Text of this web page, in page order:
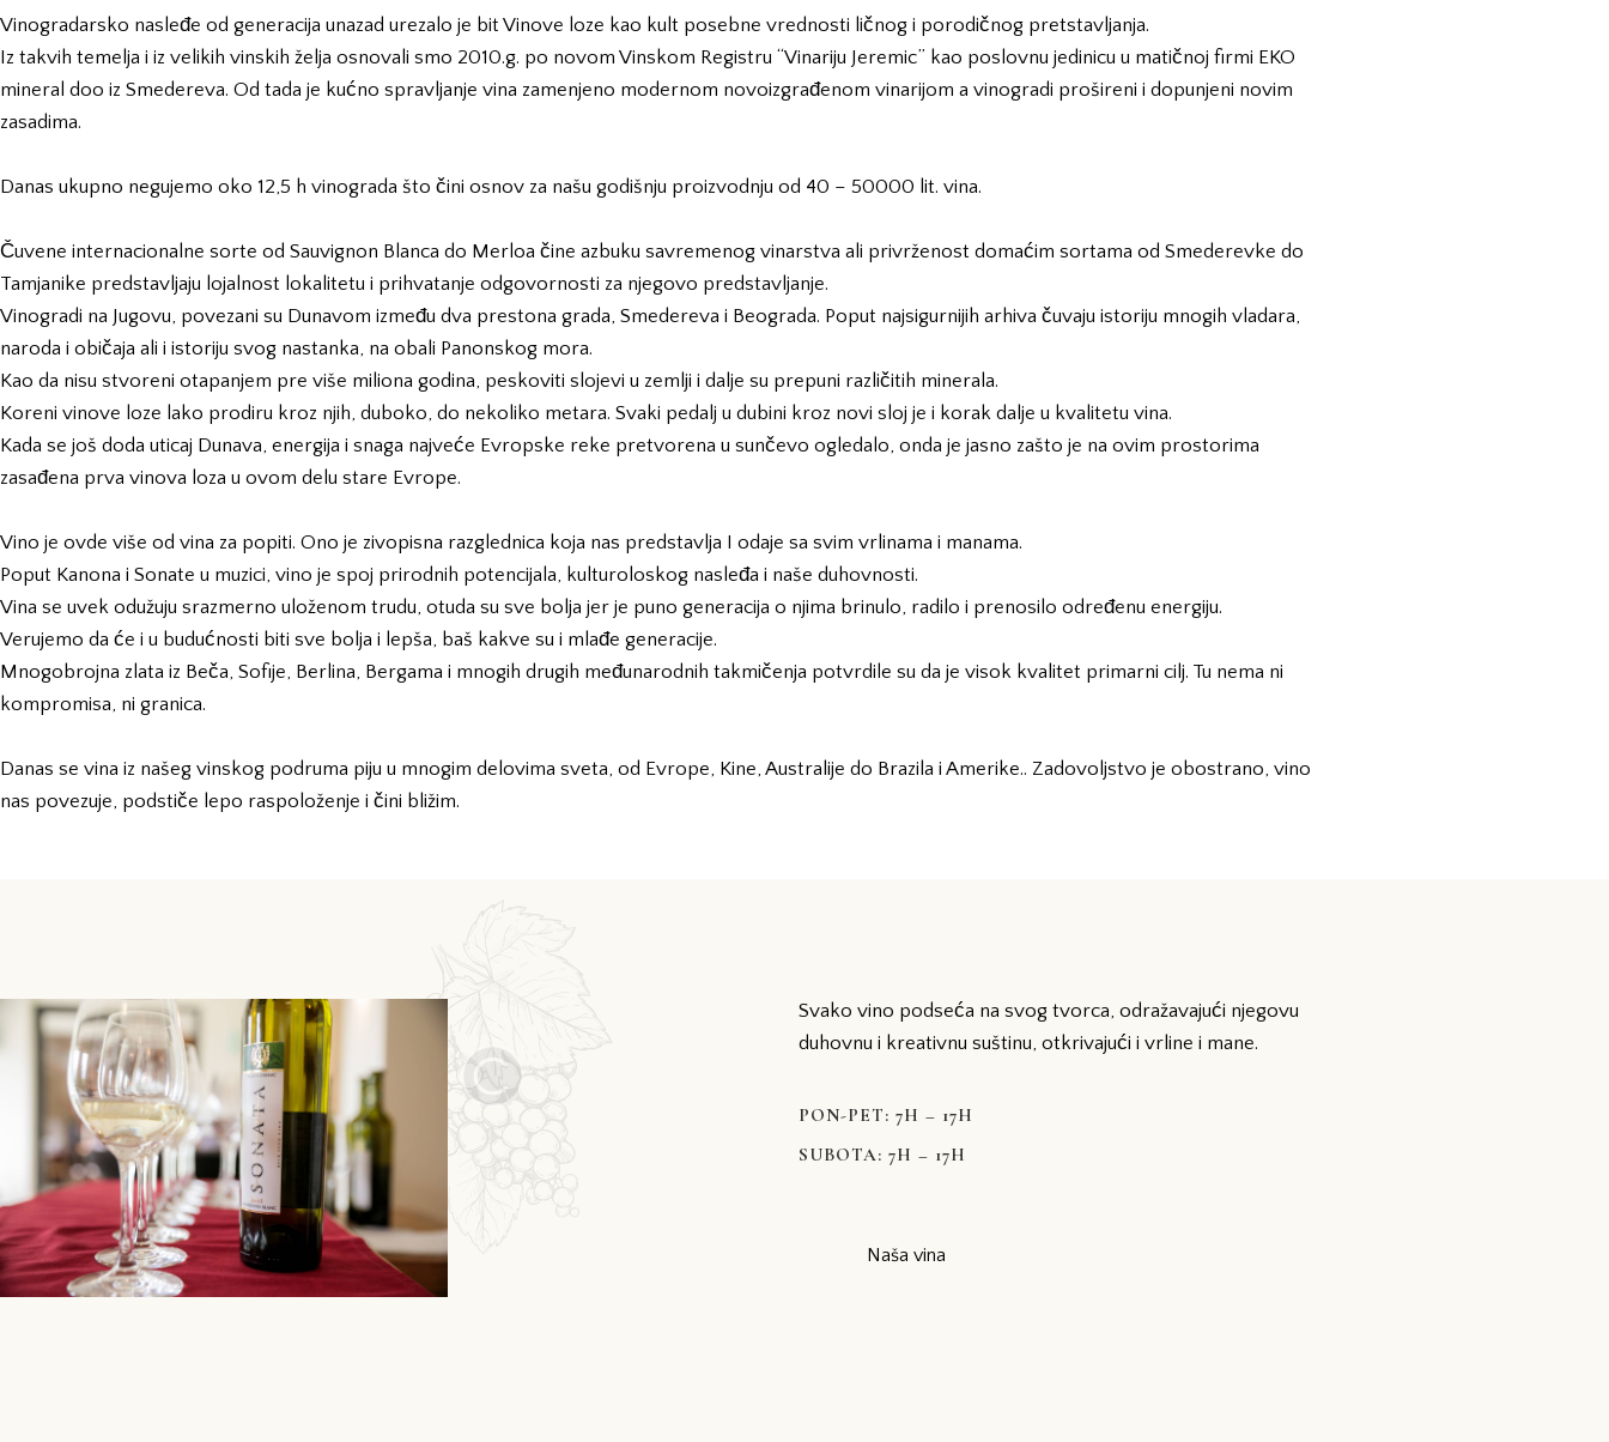
Vinogradarsko nasleđe od generacija unazad urezalo je bit Vinove loze kao kult posebne vrednosti ličnog i porodičnog pretstavljanja.
Iz takvih temelja i iz velikih vinskih želja osnovali smo 2010.g. po novom Vinskom Registru “Vinariju Jeremic” kao poslovnu jedinicu u matičnoj firmi EKO
mineral doo iz Smedereva. Od tada je kućno spravljanje vina zamenjeno modernom novoizgrađenom vinarijom a vinogradi prošireni i dopunjeni novim
zasadima.
Danas ukupno negujemo oko 12,5 h vinograda što čini osnov za našu godišnju proizvodnju od 40 – 50000 lit. vina.
Čuvene internacionalne sorte od Sauvignon Blanca do Merloa čine azbuku savremenog vinarstva ali privrženost domaćim sortama od Smederevke do
Tamjanike predstavljaju lojalnost lokalitetu i prihvatanje odgovornosti za njegovo predstavljanje.
Vinogradi na Jugovu, povezani su Dunavom između dva prestona grada, Smedereva i Beograda. Poput najsigurnijih arhiva čuvaju istoriju mnogih vladara,
naroda i običaja ali i istoriju svog nastanka, na obali Panonskog mora.
Kao da nisu stvoreni otapanjem pre više miliona godina, peskoviti slojevi u zemlji i dalje su prepuni različitih minerala.
Koreni vinove loze lako prodiru kroz njih, duboko, do nekoliko metara. Svaki pedalj u dubini kroz novi sloj je i korak dalje u kvalitetu vina.
Kada se još doda uticaj Dunava, energija i snaga najveće Evropske reke pretvorena u sunčevo ogledalo, onda je jasno zašto je na ovim prostorima
zasađena prva vinova loza u ovom delu stare Evrope.
Vino je ovde više od vina za popiti. Ono je zivopisna razglednica koja nas predstavlja I odaje sa svim vrlinama i manama.
Poput Kanona i Sonate u muzici, vino je spoj prirodnih potencijala, kulturoloskog nasleđa i naše duhovnosti.
Vina se uvek odužuju srazmerno uloženom trudu, otuda su sve bolja jer je puno generacija o njima brinulo, radilo i prenosilo određenu energiju.
Verujemo da će i u budućnosti biti sve bolja i lepša, baš kakve su i mlađe generacije.
Mnogobrojna zlata iz Beča, Sofije, Berlina, Bergama i mnogih drugih međunarodnih takmičenja potvrdile su da je visok kvalitet primarni cilj. Tu nema ni
kompromisa, ni granica.
Danas se vina iz našeg vinskog podruma piju u mnogim delovima sveta, od Evrope, Kine, Australije do Brazila i Amerike.. Zadovoljstvo je obostrano, vino
nas povezuje, podstiče lepo raspoloženje i čini bližim.
Svako vino podseća na svog tvorca, odražavajući njegovu
duhovnu i kreativnu suštinu, otkrivajući i vrline i mane.
PON-PET: 7H – 17H
SUBOTA: 7H – 17H
Naša vina